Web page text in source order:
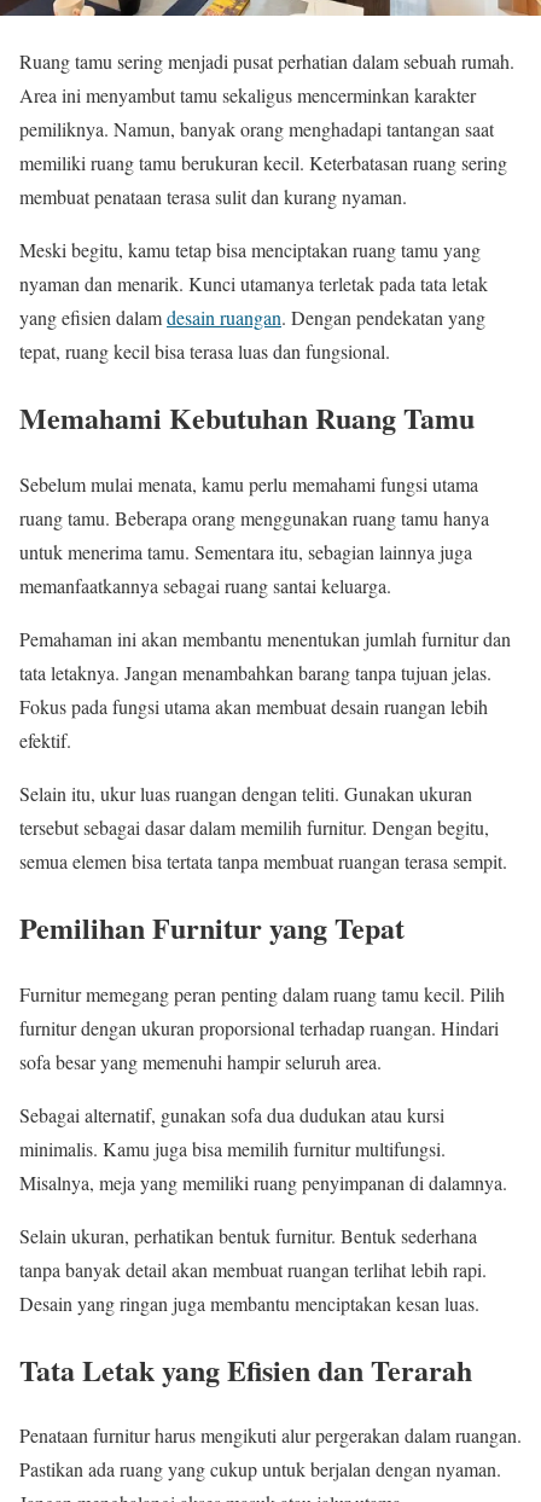
Ruang tamu sering menjadi pusat perhatian dalam sebuah rumah.
Area ini menyambut tamu sekaligus mencerminkan karakter
pemiliknya. Namun, banyak orang menghadapi tantangan saat
memiliki ruang tamu berukuran kecil. Keterbatasan ruang sering
membuat penataan terasa sulit dan kurang nyaman.
Meski begitu, kamu tetap bisa menciptakan ruang tamu yang
nyaman dan menarik. Kunci utamanya terletak pada tata letak
yang efisien dalamdesain ruangan. Dengan pendekatan yang
tepat, ruang kecil bisa terasa luas dan fungsional.
Memahami Kebutuhan Ruang Tamu
Sebelum mulai menata, kamu perlu memahami fungsi utama
ruang tamu. Beberapa orang menggunakan ruang tamu hanya
untuk menerima tamu. Sementara itu, sebagian lainnya juga
memanfaatkannya sebagai ruang santai keluarga.
Pemahaman ini akan membantu menentukan jumlah furnitur dan
tata letaknya. Jangan menambahkan barang tanpa tujuan jelas.
Fokus pada fungsi utama akan membuat desain ruangan lebih
efektif.
Selain itu, ukur luas ruangan dengan teliti. Gunakan ukuran
tersebut sebagai dasar dalam memilih furnitur. Dengan begitu,
semua elemen bisa tertata tanpa membuat ruangan terasa sempit.
Pemilihan Furnitur yang Tepat
Furnitur memegang peran penting dalam ruang tamu kecil. Pilih
furnitur dengan ukuran proporsional terhadap ruangan. Hindari
sofa besar yang memenuhi hampir seluruh area.
Sebagai alternatif, gunakan sofa dua dudukan atau kursi
minimalis. Kamu juga bisa memilih furnitur multifungsi.
Misalnya, meja yang memiliki ruang penyimpanan di dalamnya.
Selain ukuran, perhatikan bentuk furnitur. Bentuk sederhana
tanpa banyak detail akan membuat ruangan terlihat lebih rapi.
Desain yang ringan juga membantu menciptakan kesan luas.
Tata Letak yang Efisien dan Terarah
Penataan furnitur harus mengikuti alur pergerakan dalam ruangan.
Pastikan ada ruang yang cukup untuk berjalan dengan nyaman.